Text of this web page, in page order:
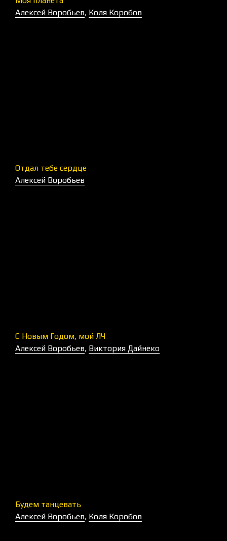
Алексей Воробьев, Коля Коробов
Отдал тебе сердце
Алексей Воробьев
С Новым Годом, мой ЛЧ
Алексей Воробьев, Виктория Дайнеко
Будем танцевать
Алексей Воробьев, Коля Коробов